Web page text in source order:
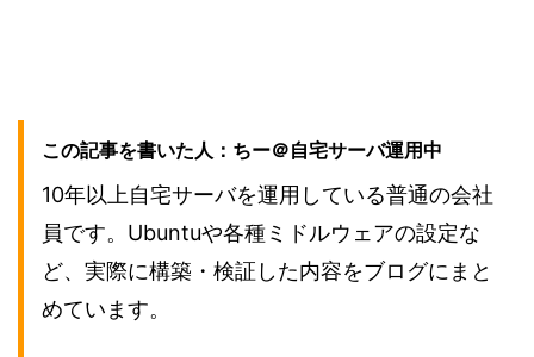
この記事を書いた人：ちー＠自宅サーバ運用中
10年以上自宅サーバを運用している普通の会社
員です。Ubuntuや各種ミドルウェアの設定な
ど、実際に構築・検証した内容をブログにまと
めています。